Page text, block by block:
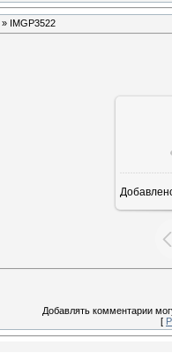
» IMGP3522
Добавлять комментарии
[